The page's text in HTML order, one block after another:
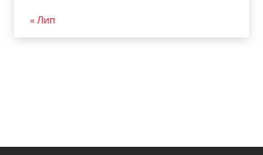
« Лип